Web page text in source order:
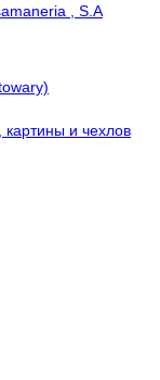
, S.A
и чехлов